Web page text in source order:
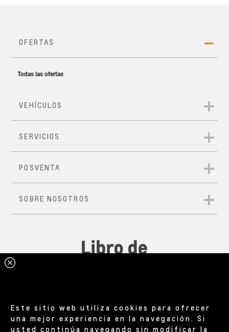
Este sitio web utiliza cookies para ofrecer
una mejor experiencia en la navegación. Si
usted continúa navegando sin modificar la